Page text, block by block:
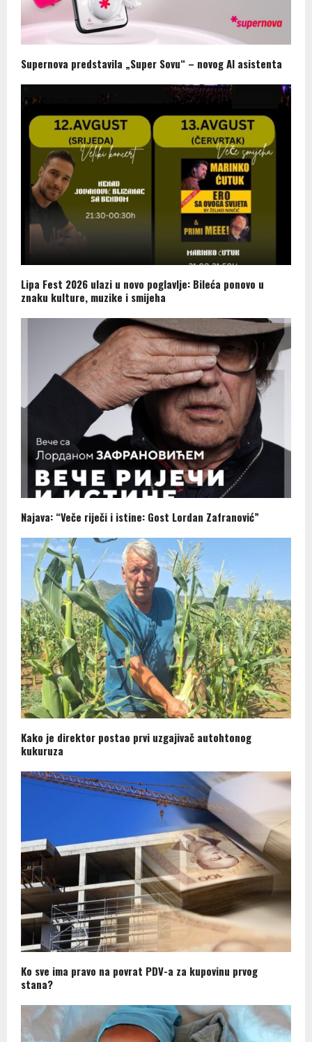
Supernova predstavila „Super Sovu“ – novog AI asistenta
Lipa Fest 2026 ulazi u novo poglavlje: Bileća ponovo u
znaku kulture, muzike i smijeha
Najava: “Veče riječi i istine: Gost Lordan Zafranović”
Kako je direktor postao prvi uzgajivač autohtonog
kukuruza
Ko sve ima pravo na povrat PDV-a za kupovinu prvog
stana?